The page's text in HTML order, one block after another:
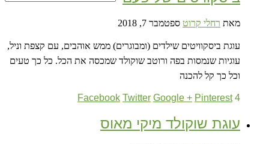
מאת רחלי קרוט ספטמבר 7, 2018
עוגת ביסקוויטים שילדים (ומבוגרים) ממש אוהבים, עם קצפת וניל,
עוגיות שנמסות בפה ורוטב שוקולד שמכסה את הכל. כל כך טעים
וכל כך קל להכנה
4
Facebook Twitter Google + Pinterest
עוגת שוקולד מיקי מאוס